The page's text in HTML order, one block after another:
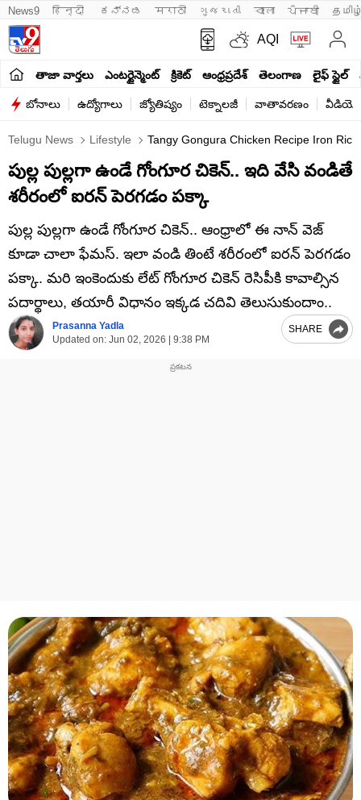
News9 हिन्दी ಕನ್ನಡ मराठी ગુજરાતી বাংলা ਪੰਜਾਬੀ
AQI
తాజా వార్తలు ఎంటర్టైన్మెంట్ క్రికెట్ ఆంధ్రప్రదేశ్ తెలంగాణ లైఫ్ స్టైల్
బోనాలు ఉద్యోగాలు జ్యోతిష్యం టెక్నాలజీ వాతావరణం
Telugu News Lifestyle Tangy Gongura Chicken Recipe Iron
పుల్ల పుల్లగా ఉండే గోంగూర చికెన్.. ఇది వేసి వండితే
శరీరంలో ఐరన్ పెరగడం పక్కా
పుల్ల పుల్లగా ఉండే గోంగూర చికెన్.. ఆంధ్రాలో ఈ నాన్ వెజ్
కూడా చాలా ఫేమస్. ఇలా వండి తింటే శరీరంలో ఐరన్ పెరగడం
పక్కా. మరి ఇంకెందుకు లేట్ గోంగూర చికెన్ రెసిపీకి కావాల్సిన
పదార్థాలు, తయారీ విధానం ఇక్కడ చదివి తెలుసుకుందాం..
Prasanna Yadla
Updated on: Jun 02, 2026 | 9:38 PM
SHARE